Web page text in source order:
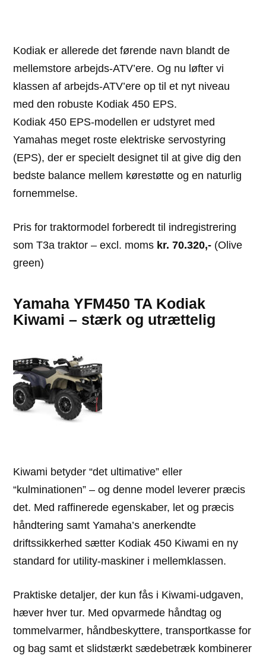
Kodiak er allerede det førende navn blandt de
mellemstore arbejds-ATV’ere. Og nu løfter vi
klassen af arbejds-ATV’ere op til et nyt niveau
med den robuste Kodiak 450 EPS.
Kodiak 450 EPS-modellen er udstyret med
Yamahas meget roste elektriske servostyring
(EPS), der er specielt designet til at give dig den
bedste balance mellem kørestøtte og en naturlig
fornemmelse.
Pris for traktormodel forberedt til indregistrering
som T3a traktor – excl. moms kr. 70.320,- (Olive
green)
Yamaha YFM450 TA Kodiak
Kiwami – stærk og utrættelig
Kiwami betyder “det ultimative” eller
“kulminationen” – og denne model leverer præcis
det. Med raffinerede egenskaber, let og præcis
håndtering samt Yamaha’s anerkendte
driftssikkerhed sætter Kodiak 450 Kiwami en ny
standard for utility-maskiner i mellemklassen.
Praktiske detaljer, der kun fås i Kiwami-udgaven,
hæver hver tur. Med opvarmede håndtag og
tommelvarmer, håndbeskyttere, transportkasse for
og bag samt et slidstærkt sædebetræk kombinerer